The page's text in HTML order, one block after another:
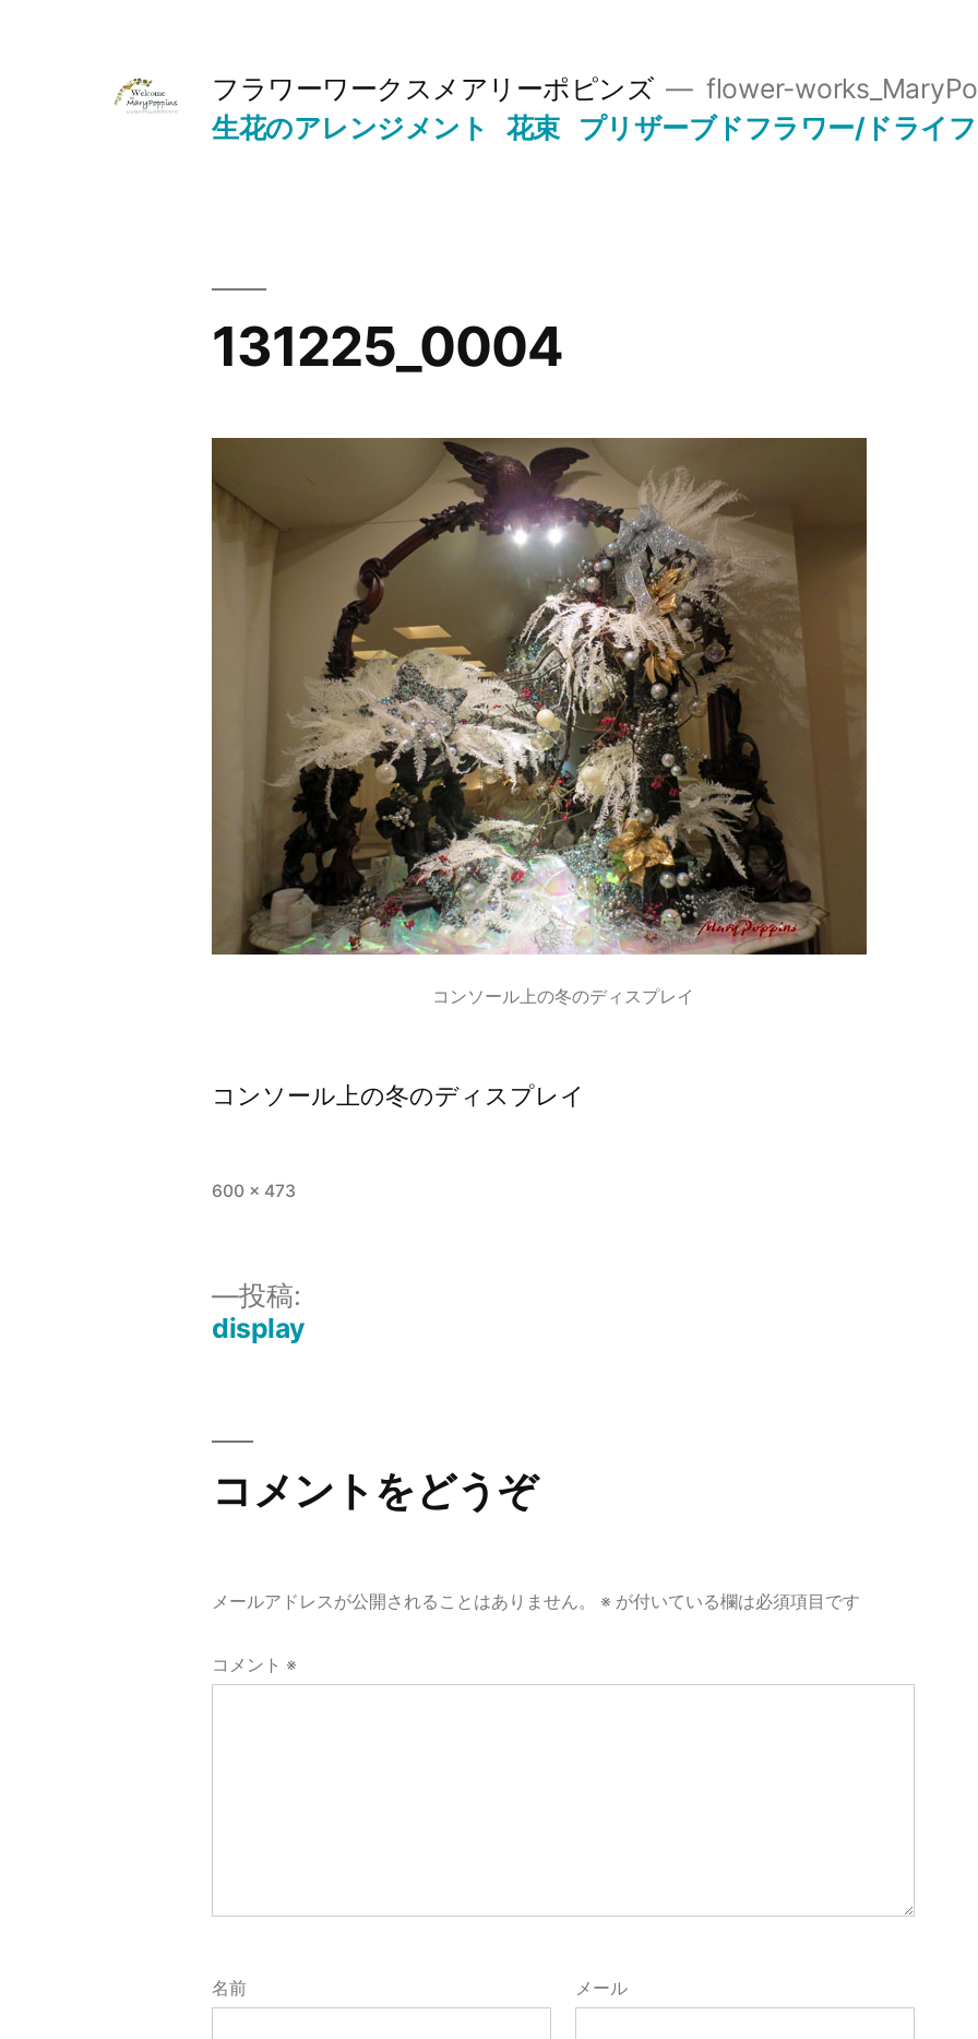
フラワーワークスメアリーポピンズ
flower-
生花のアレンジメント
花束 プリザーブドフラワー/ドライ
131225_0004
コンソール上の冬のディスプレイ
コンソール上の冬のディスプレイ
フ
600 × 473
投稿:
display
コメントをどうぞ
メールアドレスが公開されることはありません。 ※ が付いている欄は必須項目です
コメント ※
名前 メール